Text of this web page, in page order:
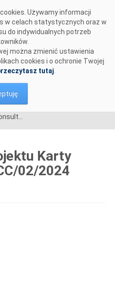
Używamy informacji
w celach statystycznych oraz w
do indywidualnych potrzeb
można zmienić ustawienia
cookies i o ochronie Twojej
tutaj
Konsultacje projektu Karty aktualizacji nr CC/02/2024 IRiESP-OIRE
Karty
02/2024